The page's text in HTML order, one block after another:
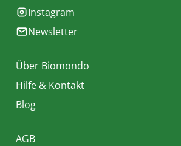
Instagram
Newsletter
Über Biomondo
Hilfe & Kontakt
Blog
AGB